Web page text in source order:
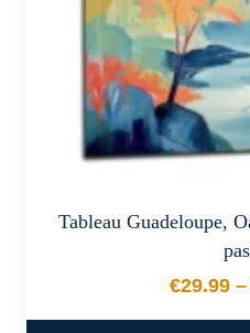
Tableau Guadeloupe,
€29.99 –